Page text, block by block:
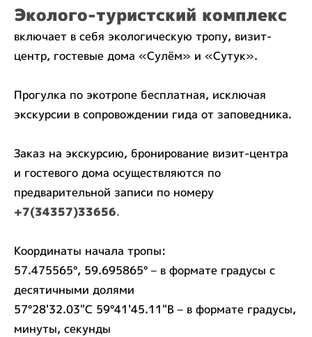
Эколого-туристский комплекс
включает в себя экологическую тропу, визит-
центр, гостевые дома «Сулём» и «Сутук».
Прогулка по экотропе бесплатная, исключая
экскурсии в сопровождении гида от заповедника.
Заказ на экскурсию, бронирование визит-центра
и гостевого дома осуществляются по
предварительной записи по номеру
+7(34357)33656.
Координаты начала тропы:
57.475565°, 59.695865° – в формате градусы с
десятичными долями
57°28'32.03"С 59°41'45.11"В – в формате градусы,
минуты, секунды